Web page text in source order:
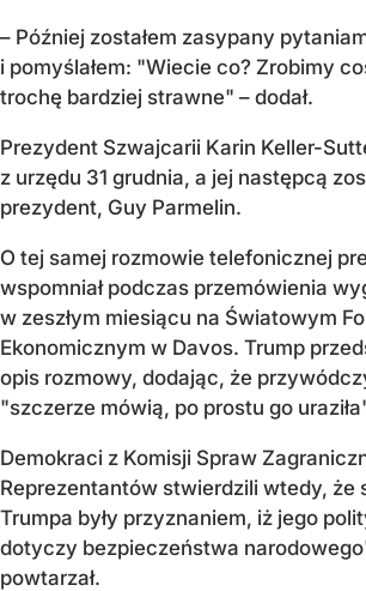
– Później zostałem zasypany
i pomyślałem: "Wiecie co? Zrobimy
trochę bardziej strawne" – dodał.
Prezydent Szwajcarii Karin Keller-
z urzędu 31 grudnia, a jej następcą
prezydent, Guy Parmelin.
O tej samej rozmowie telefonicznej
wspomniał podczas przemówienia
w zeszłym miesiącu na Światowym
Ekonomicznym w Davos. Trump
opis rozmowy, dodając, że
"szczerze mówią, po prostu go
Demokraci z Komisji Spraw
Reprezentantów stwierdzili wtedy, że
Trumpa były przyznaniem, iż jego
dotyczy bezpieczeństwa
powtarzał.